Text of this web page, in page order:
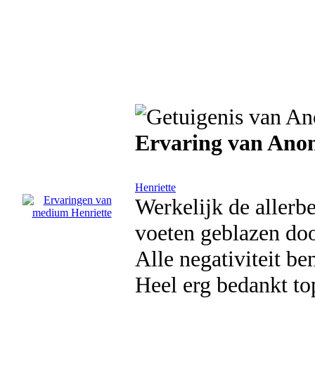
Ervaring van
Henriette
Werkelijk de
voeten geblazen
Alle negativiteit
Heel erg bedankt